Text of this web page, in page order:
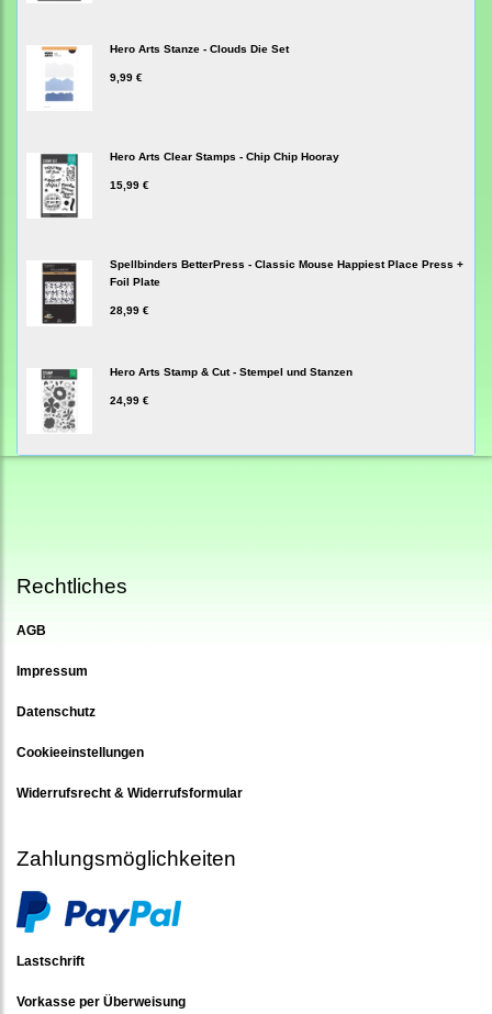
Hero Arts Stanze - Clouds Die Set
9,99 €
Hero Arts Clear Stamps - Chip Chip Hooray
15,99 €
Spellbinders BetterPress - Classic Mouse Happiest Place Press +
Foil Plate
28,99 €
Hero Arts Stamp & Cut - Stempel und Stanzen
24,99 €
Rechtliches
AGB
Impressum
Datenschutz
Cookieeinstellungen
Widerrufsrecht & Widerrufsformular
Zahlungsmöglichkeiten
Lastschrift
Vorkasse per Überweisung